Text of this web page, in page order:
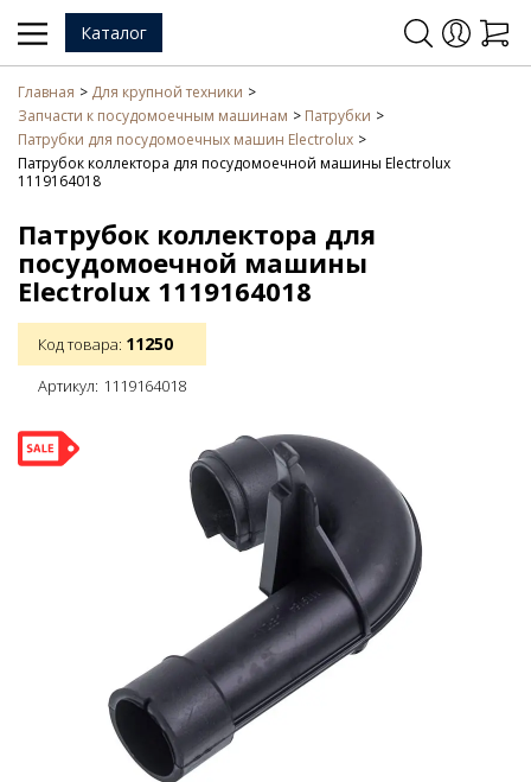
Каталог
Главная
Для крупной техники
Запчасти к посудомоечным машинам
Патрубки
Патрубки для посудомоечных машин Electrolux
Патрубок коллектора для посудомоечной машины Electrolux
1119164018
Патрубок коллектора для
посудомоечной машины
Electrolux 1119164018
Код товара: 11250
Артикул: 1119164018